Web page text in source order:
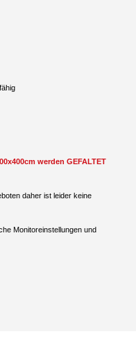
werden GEFALTET
daher ist leider keine
Monitoreinstellungen und